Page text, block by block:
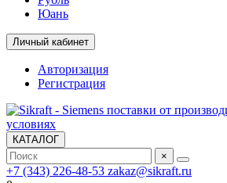
Юань
Личный кабинет
Авторизация
Регистрация
КАТАЛОГ
×
+7 (343) 226-48-53 zakaz@sikraft.ru